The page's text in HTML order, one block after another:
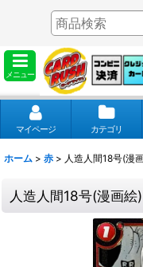
メニュー
マイページ カテゴリ
ホーム > 赤 > 人造人間18号(漫
人造人間18号(漫画